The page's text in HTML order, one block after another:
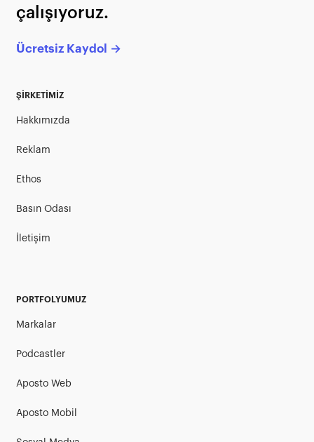
çalışıyoruz.
Ücretsiz Kaydol →
ŞİRKETİMİZ
Hakkımızda
Reklam
Ethos
Basın Odası
İletişim
PORTFOLYUMUZ
Markalar
Podcastler
Aposto Web
Aposto Mobil